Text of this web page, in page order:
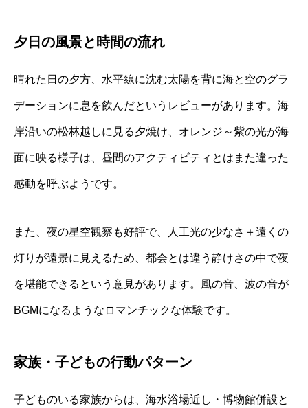
夕日の風景と時間の流れ
晴れた日の夕方、水平線に沈む太陽を背に海と空のグラ
デーションに息を飲んだというレビューがあります。海
岸沿いの松林越しに見る夕焼け、オレンジ～紫の光が海
面に映る様子は、昼間のアクティビティとはまた違った
感動を呼ぶようです。
また、夜の星空観察も好評で、人工光の少なさ＋遠くの
灯りが遠景に見えるため、都会とは違う静けさの中で夜
を堪能できるという意見があります。風の音、波の音が
BGMになるようなロマンチックな体験です。
家族・子どもの行動パターン
子どものいる家族からは、海水浴場近し・博物館併設と